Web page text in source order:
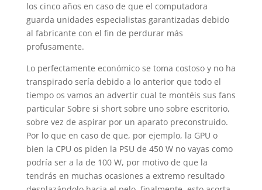
los cinco años en caso de que el computadora
guarda unidades especialistas garantizadas debido
al fabricante con el fin de perdurar más
profusamente.
Lo perfectamente económico se toma costoso y no ha
transpirado serí­a debido a lo anterior que todo el
tiempo os vamos an advertir cual te montéis sus fans
particular Sobre si short sobre uno sobre escritorio,
sobre vez de aspirar por un aparato preconstruido.
Por lo que en caso de que, por ejemplo, la GPU o
bien la CPU os piden la PSU de 450 W no vayas como
podrí­a ser a la de 100 W, por motivo de que la
tendrás en muchas ocasiones a extremo resultado